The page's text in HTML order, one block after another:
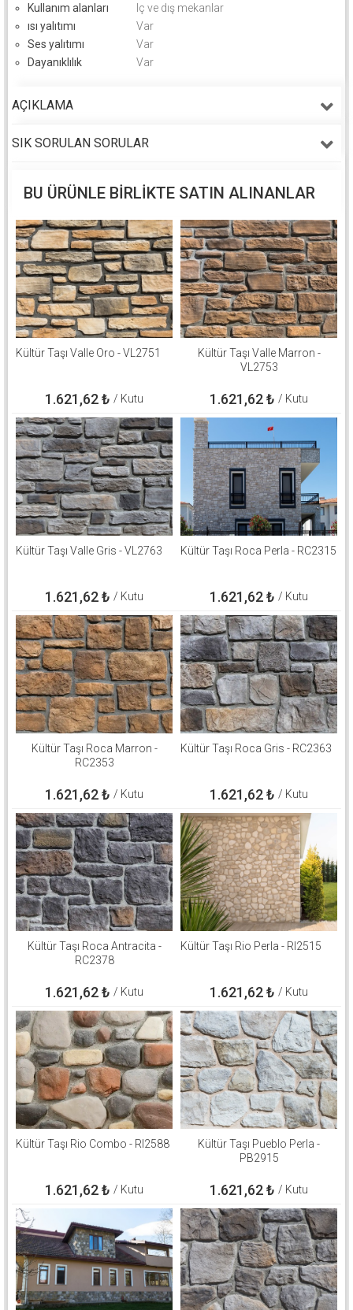
Kullanım alanları
Iç ve dış mekanlar
ısı yalıtımı
Var
Ses yalıtımı
Var
Dayanıklılık
Var
AÇIKLAMA
SIK SORULAN SORULAR
BU ÜRÜNLE BIRLIKTE SATIN ALINANLAR
Kültür Taşı Valle Oro - VL2751
1.621,62₺ / Kutu
Kültür Taşı Valle Marron -
VL2753
1.621,62₺ / Kutu
Kültür Taşı Valle Gris - VL2763
1.621,62₺ / Kutu
Kültür Taşı Roca Perla - RC2315
1.621,62₺ / Kutu
Kültür Taşı Roca Marron -
RC2353
1.621,62₺ / Kutu
Kültür Taşı Roca Gris - RC2363
1.621,62₺ / Kutu
Kültür Taşı Roca Antracita -
RC2378
1.621,62₺ / Kutu
Kültür Taşı Rio Perla - RI2515
1.621,62₺ / Kutu
Kültür Taşı Rio Combo - RI2588
1.621,62₺ / Kutu
Kültür Taşı Pueblo Perla -
PB2915
1.621,62₺ / Kutu